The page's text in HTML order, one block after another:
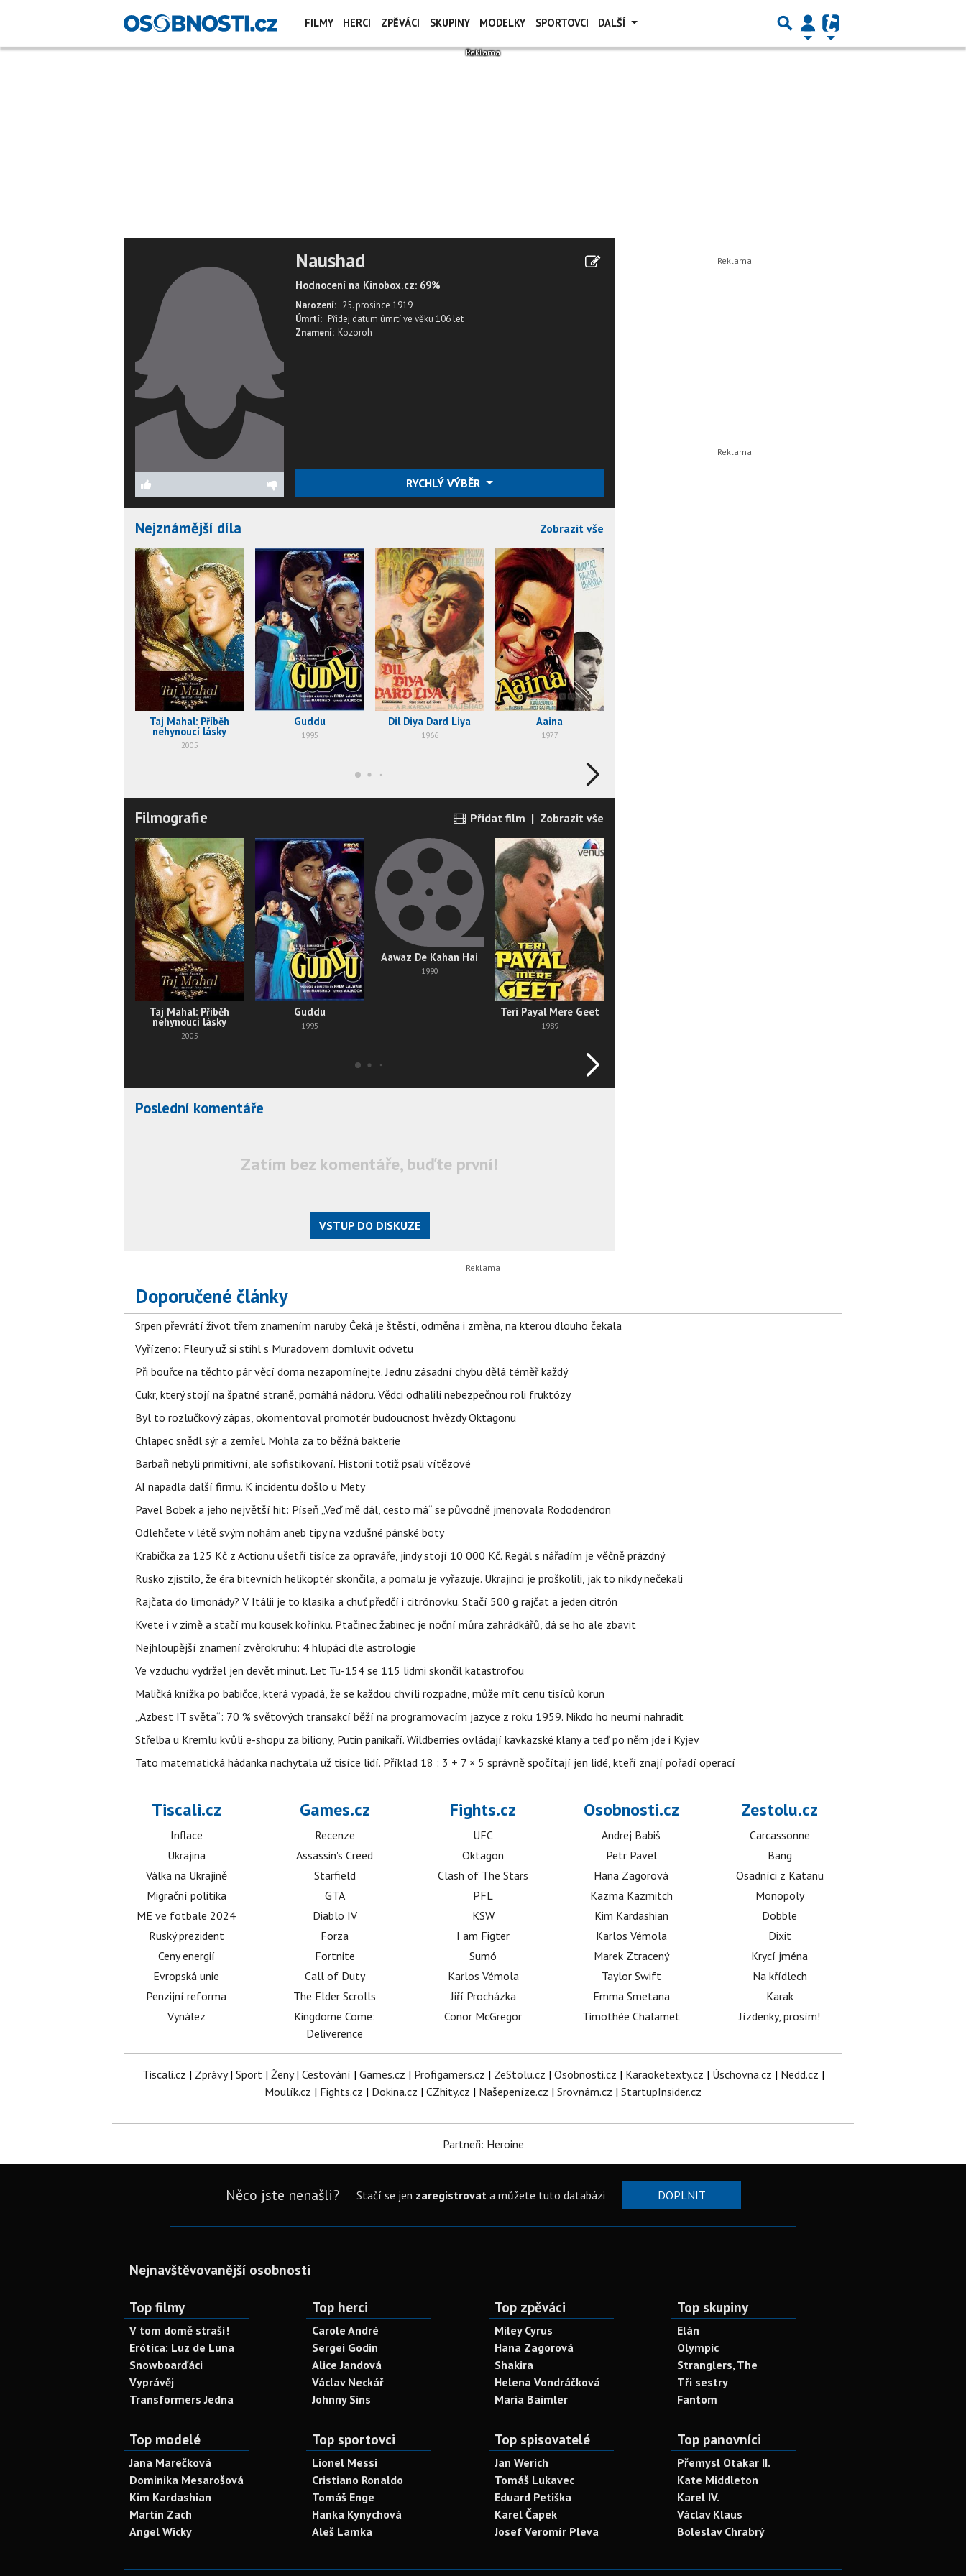
FILMY HERCI ZPĚVÁCI SKUPINY MODELKY SPORTOVCI DALŠÍ
Naushad
Hodnocení na Kinobox.cz: 69%
Narození: 25. prosince 1919
Úmrtí: Přidej datum úmrtíve věku 106 let
Znamení: Kozoroh
RYCHLÝ VÝBĚR
Nejznámější díla Zobrazit vše
Taj Mahal: Příběh
nehynoucí lásky
2005
Guddu
1995
Dil Diya Dard Liya
1966
Aaina
1977
Filmografie Přidat film | Zobrazit vše
Taj Mahal: Příběh
nehynoucí lásky
2005
Guddu
1995
Aawaz De Kahan Hai
1990
Teri Payal Mere Geet
1989
Poslední komentáře
Zatím bez komentáře, buďte první!
VSTUP DO DISKUZE
Doporučené články
Srpen převrátí život třem znamením naruby. Čeká je štěstí, odměna i změna, na kterou dlouho čekala
Vyřízeno: Fleury už si stihl s Muradovem domluvit odvetu
Při bouřce na těchto pár věcí doma nezapomínejte. Jednu zásadní chybu dělá téměř každý
Cukr, který stojí na špatné straně, pomáhá nádoru. Vědci odhalili nebezpečnou roli fruktózy
Byl to rozlučkový zápas, okomentoval promotér budoucnost hvězdy Oktagonu
Chlapec snědl sýr a zemřel. Mohla za to běžná bakterie
Barbaři nebyli primitivní, ale sofistikovaní. Historii totiž psali vítězové
AI napadla další firmu. K incidentu došlo u Mety
Pavel Bobek a jeho největší hit: Píseň „Veď mě dál, cesto má“ se původně jmenovala Rododendron
Odlehčete v létě svým nohám aneb tipy na vzdušné pánské boty
Krabička za 125 Kč z Actionu ušetří tisíce za opraváře, jindy stojí 10 000 Kč. Regál s nářadím je věčně prázdný
Rusko zjistilo, že éra bitevních helikoptér skončila, a pomalu je vyřazuje. Ukrajinci je proškolili, jak to nikdy nečekali
Rajčata do limonády? V Itálii je to klasika a chuť předčí i citrónovku. Stačí 500 g rajčat a jeden citrón
Kvete i v zimě a stačí mu kousek kořínku. Ptačinec žabinec je noční můra zahrádkářů, dá se ho ale zbavit
Nejhloupější znamení zvěrokruhu: 4 hlupáci dle astrologie
Ve vzduchu vydržel jen devět minut. Let Tu-154 se 115 lidmi skončil katastrofou
Maličká knížka po babičce, která vypadá, že se každou chvíli rozpadne, může mít cenu tisíců korun
„Azbest IT světa“: 70 % světových transakcí běží na programovacím jazyce z roku 1959. Nikdo ho neumí nahradit
Střelba u Kremlu kvůli e-shopu za biliony, Putin panikaří. Wildberries ovládají kavkazské klany a teď po něm jde i Kyjev
Tato matematická hádanka nachytala už tisíce lidí. Příklad 18 : 3 + 7 × 5 správně spočítají jen lidé, kteří znají pořadí operací
Tiscali.cz
Inflace
Ukrajina
Válka na Ukrajině
Migrační politika
ME ve fotbale 2024
Ruský prezident
Ceny energií
Evropská unie
Penzijní reforma
Vynález
Games.cz
Recenze
Assassin's Creed
Starfield
GTA
Diablo IV
Forza
Fortnite
Call of Duty
The Elder Scrolls
Kingdome Come:
Deliverence
Fights.cz
UFC
Oktagon
Clash of The Stars
PFL
KSW
I am Figter
Sumó
Karlos Vémola
Jiří Procházka
Conor McGregor
Osobnosti.cz
Andrej Babiš
Petr Pavel
Hana Zagorová
Kazma Kazmitch
Kim Kardashian
Karlos Vémola
Marek Ztracený
Taylor Swift
Emma Smetana
Timothée Chalamet
Zestolu.cz
Carcassonne
Bang
Osadníci z Katanu
Monopoly
Dobble
Dixit
Krycí jména
Na křídlech
Karak
Jízdenky, prosím!
Tiscali.cz | Zprávy| Sport| Ženy| Cestování | Games.cz | Profigamers.cz | ZeStolu.cz | Osobnosti.cz | Karaoketexty.cz | Úschovna.cz | Nedd.cz |
Moulík.cz | Fights.cz | Dokina.cz | CZhity.cz | Našepeníze.cz | Srovnám.cz | StartupInsider.cz
Partneři: Heroine
Něco jste nenašli? Stačí se jen zaregistrovata můžete tuto databázi DOPLNIT
Nejnavštěvovanější osobnosti
Top filmy
V tom domě straší!
Erótica: Luz de Luna
Snowboarďáci
Vyprávěj
Transformers Jedna
Top herci
Carole André
Sergei Godin
Alice Jandová
Václav Neckář
Johnny Sins
Top zpěváci
Miley Cyrus
Hana Zagorová
Shakira
Helena Vondráčková
Maria Baimler
Top skupiny
Elán
Olympic
Stranglers, The
Tři sestry
Fantom
Top modelé
Jana Marečková
Dominika Mesarošová
Kim Kardashian
Martin Zach
Angel Wicky
Top sportovci
Lionel Messi
Cristiano Ronaldo
Tomáš Enge
Hanka Kynychová
Aleš Lamka
Top spisovatelé
Jan Werich
Tomáš Lukavec
Eduard Petiška
Karel Čapek
Josef Veromír Pleva
Top panovníci
Přemysl Otakar II.
Kate Middleton
Karel IV.
Václav Klaus
Boleslav Chrabrý